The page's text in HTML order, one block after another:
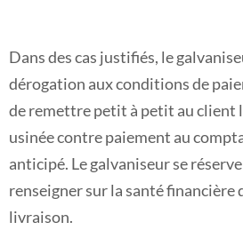
Dans des cas justifiés, le
dérogation aux conditions de
de remettre petit à petit au client
usinée contre paiement au
anticipé. Le galvaniseur se
renseigner sur la santé financière
livraison.